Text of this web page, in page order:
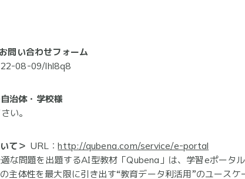
問い合わせフォーム
08-09/lhl8q8
治体・学校様
い。
て＞ URL： http://qubena.com/service/e-portal
な問題を出題するAI型教材「Qubena」は、学習eポータ
主体性を最大限に引き出す“教育データ利活用”のユースケ